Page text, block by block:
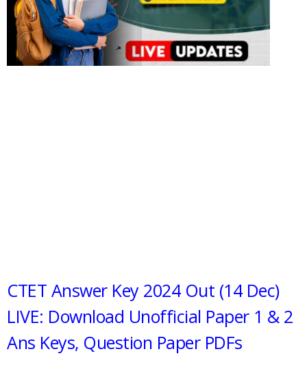
CTET Answer Key 2024 Out (14 Dec)
LIVE: Download Unofficial Paper 1 & 2
Ans Keys, Question Paper PDFs